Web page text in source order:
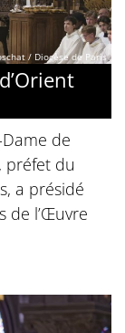
/ Diocèse de Paris
de
préfet du
a présidé
de l’Œuvre